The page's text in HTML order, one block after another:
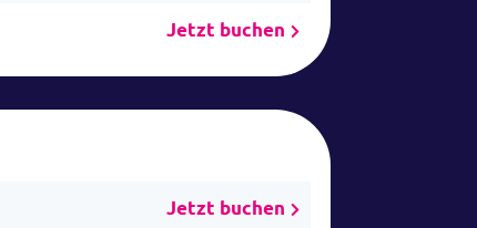
Jetzt buchen
Jetzt buchen